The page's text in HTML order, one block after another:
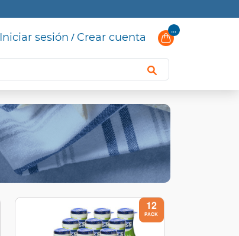
Iniciar sesión / Crear cuenta
...
12
PACK